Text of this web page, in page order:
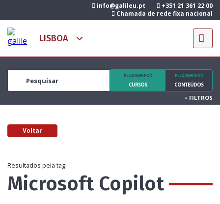
info@galileu.pt
+351 21 361 22 00
Chamada de rede fixa nacional
PESQUISAR POR
CURSOS
PESQUISAR POR
CONTEÚDOS
+ FILTROS
Voltar
Resultados pela tag:
Microsoft Copilot